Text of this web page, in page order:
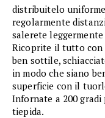
distribuitelo
regolarmente
salerete
Ricoprite il tutto con
ben sottile,
in modo che siano
superficie con il
Infornate a 200
tiepida.